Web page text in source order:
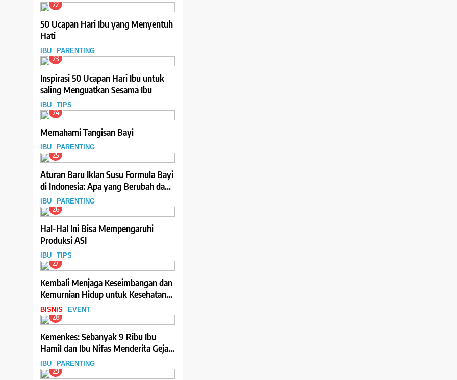
22
50 Ucapan Hari Ibu yang Menyentuh
Hati
IBU PARENTING
23
Inspirasi 50 Ucapan Hari Ibu untuk
saling Menguatkan Sesama Ibu
IBU TIPS
24
Memahami Tangisan Bayi
IBU PARENTING
25
Aturan Baru Iklan Susu Formula Bayi
di Indonesia: Apa yang Berubah dan
Dampaknya
IBU PARENTING
26
Hal-Hal Ini Bisa Mempengaruhi
Produksi ASI
IBU TIPS
27
Kembali Menjaga Keseimbangan dan
Kemurnian Hidup untuk Kesehatan
Mental
BISNIS EVENT
28
Kemenkes: Sebanyak 9 Ribu Ibu
Hamil dan Ibu Nifas Menderita Gejala
Depresi
IBU PARENTING
29